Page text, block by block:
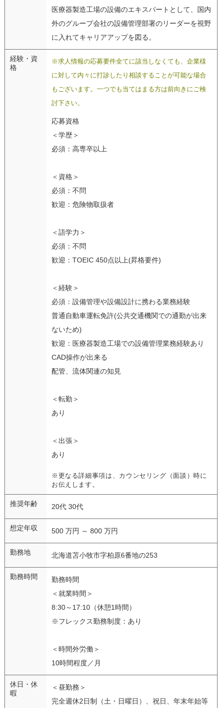
医療器製造工場の設備のエキスパートとして、国内
外のグループ会社の設備管理部署のリーダーを視野
に入れてキャリアアップを図る。
経験・資
格
※求人情報の応募要件全てに該当しなくても、企業様
に対して内々に打診したり相談することが可能な場合
もございます。一つでも当てはまる方は前向きにご検
討下さい。
応募資格
＜学歴＞
必須：高専卒以上
＜資格＞
必須：不問
歓迎：危険物取扱者
＜語学力＞
必須：不問
歓迎：TOEIC 450点以上(昇格要件)
＜経験＞
必須：設備管理や設備設計に携わる業務経験
普通自動車運転免許(公共交通機関での通勤が出来
ないため)
歓迎：医療器製造工場での設備管理業務経験あり
CAD操作が出来る
配管、流体関連の知見
＜転勤＞
あり
＜出張＞
あり
※更なる詳細事項は、カウンセリング（面談）時に
お伝えします。
推奨年齢 20代 30代
想定年収 500 万円 ～ 800 万円
勤務地 北海道苫小牧市字柏原6番地の253
勤務時間
勤務時間
＜就業時間＞
8:30～17:10（休憩1時間）
※フレックス勤務制度：あり
＜時間外労働＞
10時間程度／月
休日・休
暇
＜昼勤務＞
完全週休2日制（土・日曜日）、祝日、年末年始等